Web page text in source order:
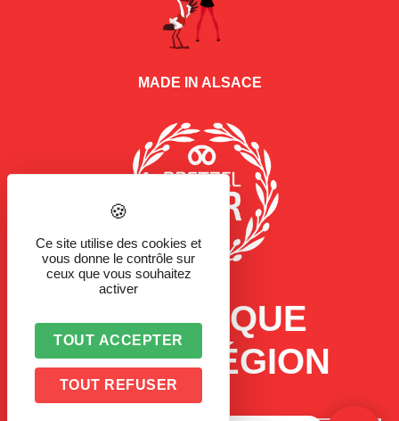
MADE IN ALSACE
LA MARQUE
D'UNE RÉGION
Ce site utilise des cookies et
vous donne le contrôle sur
ceux que vous souhaitez
activer
TOUT ACCEPTER
TOUT REFUSER